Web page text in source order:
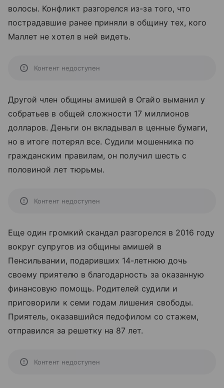
волосы. Конфликт разгорелся из-за того, что
пострадавшие ранее приняли в общину тех, кого
Маллет не хотел в ней видеть.
Контент недоступен
Другой член общины амишей в Огайо выманил у
собратьев в общей сложности 17 миллионов
долларов. Деньги он вкладывал в ценные бумаги,
но в итоге потерял все. Судили мошенника по
гражданским правилам, он получил шесть с
половиной лет тюрьмы.
Контент недоступен
Еще один громкий скандал разгорелся в 2016 году
вокруг супругов из общины амишей в
Пенсильвании, подаривших 14-летнюю дочь
своему приятелю в благодарность за оказанную
финансовую помощь. Родителей судили и
приговорили к семи годам лишения свободы.
Приятель, оказавшийся педофилом со стажем,
отправился за решетку на 87 лет.
Контент недоступен